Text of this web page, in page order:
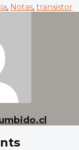
, Notas, transistor